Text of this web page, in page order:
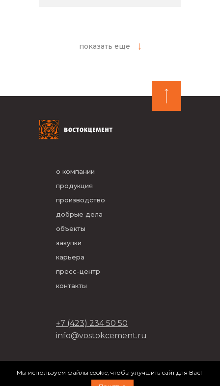
показать еще
о компании
продукция
производство
добрые дела
объекты
закупки
карьера
пресс-центр
контакты
+7 (423) 234 50 50
info@vostokcement.ru
разработано вDVIGA
Мы используем файлы cookie, чтобы улучшить сайт для Вас!